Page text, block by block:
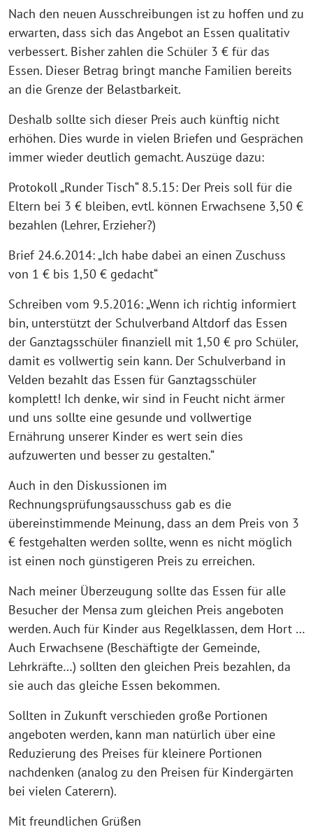
Nach den neuen Ausschreibungen ist zu hoffen und zu
erwarten, dass sich das Angebot an Essen qualitativ
verbessert. Bisher zahlen die Schüler 3 € für das
Essen. Dieser Betrag bringt manche Familien bereits
an die Grenze der Belastbarkeit.
Deshalb sollte sich dieser Preis auch künftig nicht
erhöhen. Dies wurde in vielen Briefen und Gesprächen
immer wieder deutlich gemacht. Auszüge dazu:
Protokoll „Runder Tisch“ 8.5.15: Der Preis soll für die
Eltern bei 3 € bleiben, evtl. können Erwachsene 3,50 €
bezahlen (Lehrer, Erzieher?)
Brief 24.6.2014: „Ich habe dabei an einen Zuschuss
von 1 € bis 1,50 € gedacht“
Schreiben vom 9.5.2016: „Wenn ich richtig informiert
bin, unterstützt der Schulverband Altdorf das Essen
der Ganztagsschüler finanziell mit 1,50 € pro Schüler,
damit es vollwertig sein kann. Der Schulverband in
Velden bezahlt das Essen für Ganztagsschüler
komplett! Ich denke, wir sind in Feucht nicht ärmer
und uns sollte eine gesunde und vollwertige
Ernährung unserer Kinder es wert sein dies
aufzuwerten und besser zu gestalten.“
Auch in den Diskussionen im
Rechnungsprüfungsausschuss gab es die
übereinstimmende Meinung, dass an dem Preis von 3
€ festgehalten werden sollte, wenn es nicht möglich
ist einen noch günstigeren Preis zu erreichen.
Nach meiner Überzeugung sollte das Essen für alle
Besucher der Mensa zum gleichen Preis angeboten
werden. Auch für Kinder aus Regelklassen, dem Hort …
Auch Erwachsene (Beschäftigte der Gemeinde,
Lehrkräfte…) sollten den gleichen Preis bezahlen, da
sie auch das gleiche Essen bekommen.
Sollten in Zukunft verschieden große Portionen
angeboten werden, kann man natürlich über eine
Reduzierung des Preises für kleinere Portionen
nachdenken (analog zu den Preisen für Kindergärten
bei vielen Caterern).
Mit freundlichen Grüßen